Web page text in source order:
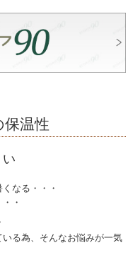
温性
なる・・・
・
る為、そんなお悩みが一気